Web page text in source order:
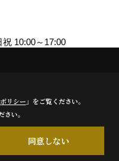
祝 10:00～17:00
Reserved.
リシー 」をご覧ください。
い。
同意しない